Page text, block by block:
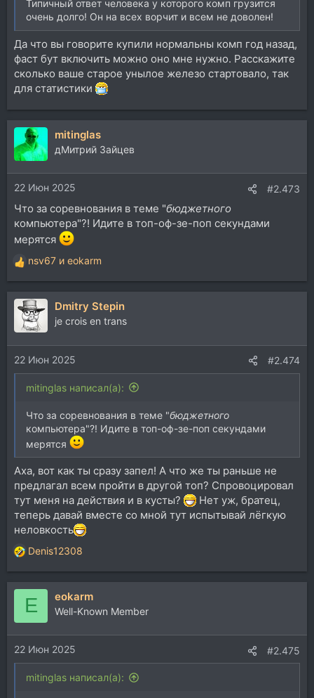
Типичный ответ человека у которого комп грузится
очень долго! Он на всех ворчит и всем не доволен!
Да что вы говорите купили нормальны комп год назад,
фаст бут включить можно оно мне нужно. Расскажите
сколько ваше старое унылое железо стартовало, так
для статистики
mitinglas
дМитрий Зайцев
22 Июн 2025 #2.473
Что за соревнования в теме "бюджетного
компьютера"?! Идите в топ-оф-зе-поп секундами
мерятся
Р
е
а
к
и
и
:
nsv67 и eokarm
Dmitry Stepin
je crois en trans
22 Июн 2025 #2.474
mitinglas написал(а):
Что за соревнования в теме "бюджетного
компьютера"?! Идите в топ-оф-зе-поп секундами
мерятся
Аха, вот как ты сразу запел! А что же ты раньше не
предлагал всем пройти в другой топ? Спровоцировал
тут меня на действия и в кусты?
Нет уж, братец,
теперь давай вместе со мной тут испытывай лёгкую
неловкость
Р
е
а
и
и
:
Denis12308
E eokarm
Well-Known Member
22 Июн 2025 #2.475
mitinglas написал(а):